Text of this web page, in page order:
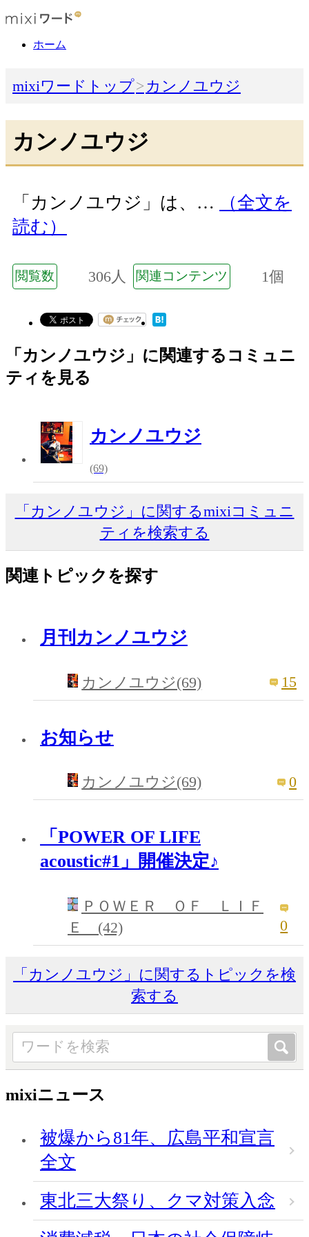
ホーム
mixiワードトップ カンノユウジ
カンノユウジ
「カンノユウジ」は、…
（全文を
読む）
閲覧数 306人 関連コンテンツ 1個
「カンノユウジ」に関連するコミュニ
ティを見る
カンノユウジ
(69)
「カンノユウジ」に関するmixiコミュニ
ティを検索する
関連トピックを探す
月刊カンノユウジ
カンノユウジ(69) 15
お知らせ
カンノユウジ(69) 0
「POWER OF LIFE
acoustic#1」開催決定♪
ＰＯＷＥＲ ＯＦ ＬＩＦ
Ｅ (42)
0
「カンノユウジ」に関するトピックを検
索する
mixiニュース
被爆から81年、広島平和宣言
全文
東北三大祭り、クマ対策入念